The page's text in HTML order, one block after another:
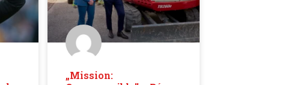
„Mission: